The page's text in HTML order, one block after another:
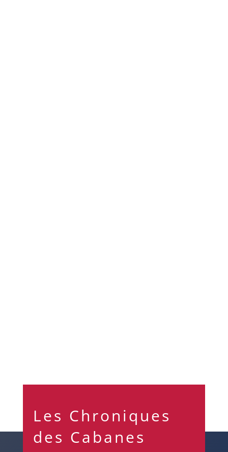
Les Chroniques
des Cabanes